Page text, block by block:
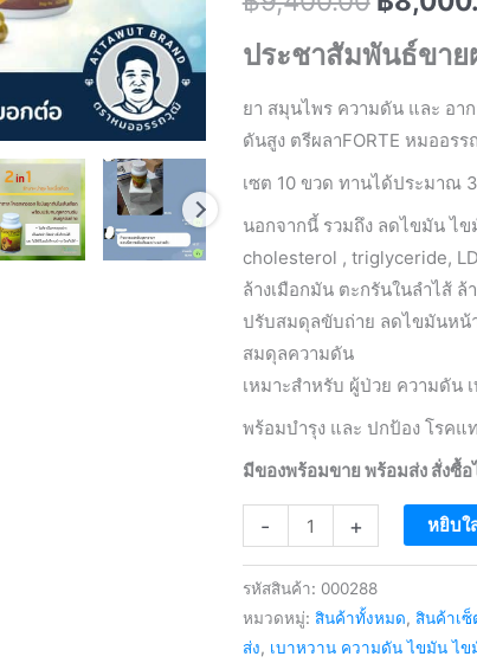
price
was:
฿
ประชาสัมพันธ์ขา
ยา สมุนไพร ความดัน และ อา
ดันสูง ตรีผลาFORTE หมออร
เซต 10 ขวด ทานได้ประมาณ
นอกจากนี้ รวมถึง ลดไขมัน ไ
cholesterol , triglyceride,
ล้างเมือกมัน ตะกรันในลำไส้ ล้
ปรับสมดุลขับถ่าย ลดไขมันหน้
สมดุลความดัน
เหมาะสำหรับ ผู้ป่วย ความดัน
พร้อมบำรุง และ ปกป้อง โรคแ
มีของพร้อมขาย พร้อมส่ง สั่งซื้อ
-
ตรีผลาFORTE
สมุนไพร
รักษา
ความ
+ หยิบใ
รหัสสินค้า: 000288
หมวดหมู่: สินค้าทั้งหมด, สินค้าเ
ส่ง, เบาหวาน ความดัน ไขมัน ไข